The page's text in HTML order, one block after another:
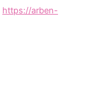
https://arben-